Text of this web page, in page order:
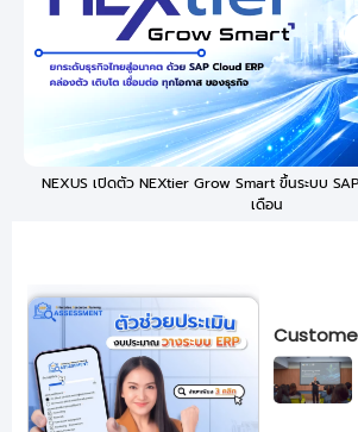
NEXUS เปิดตัว NEXtier Grow Smart ขึ้นระบบ
เดือน